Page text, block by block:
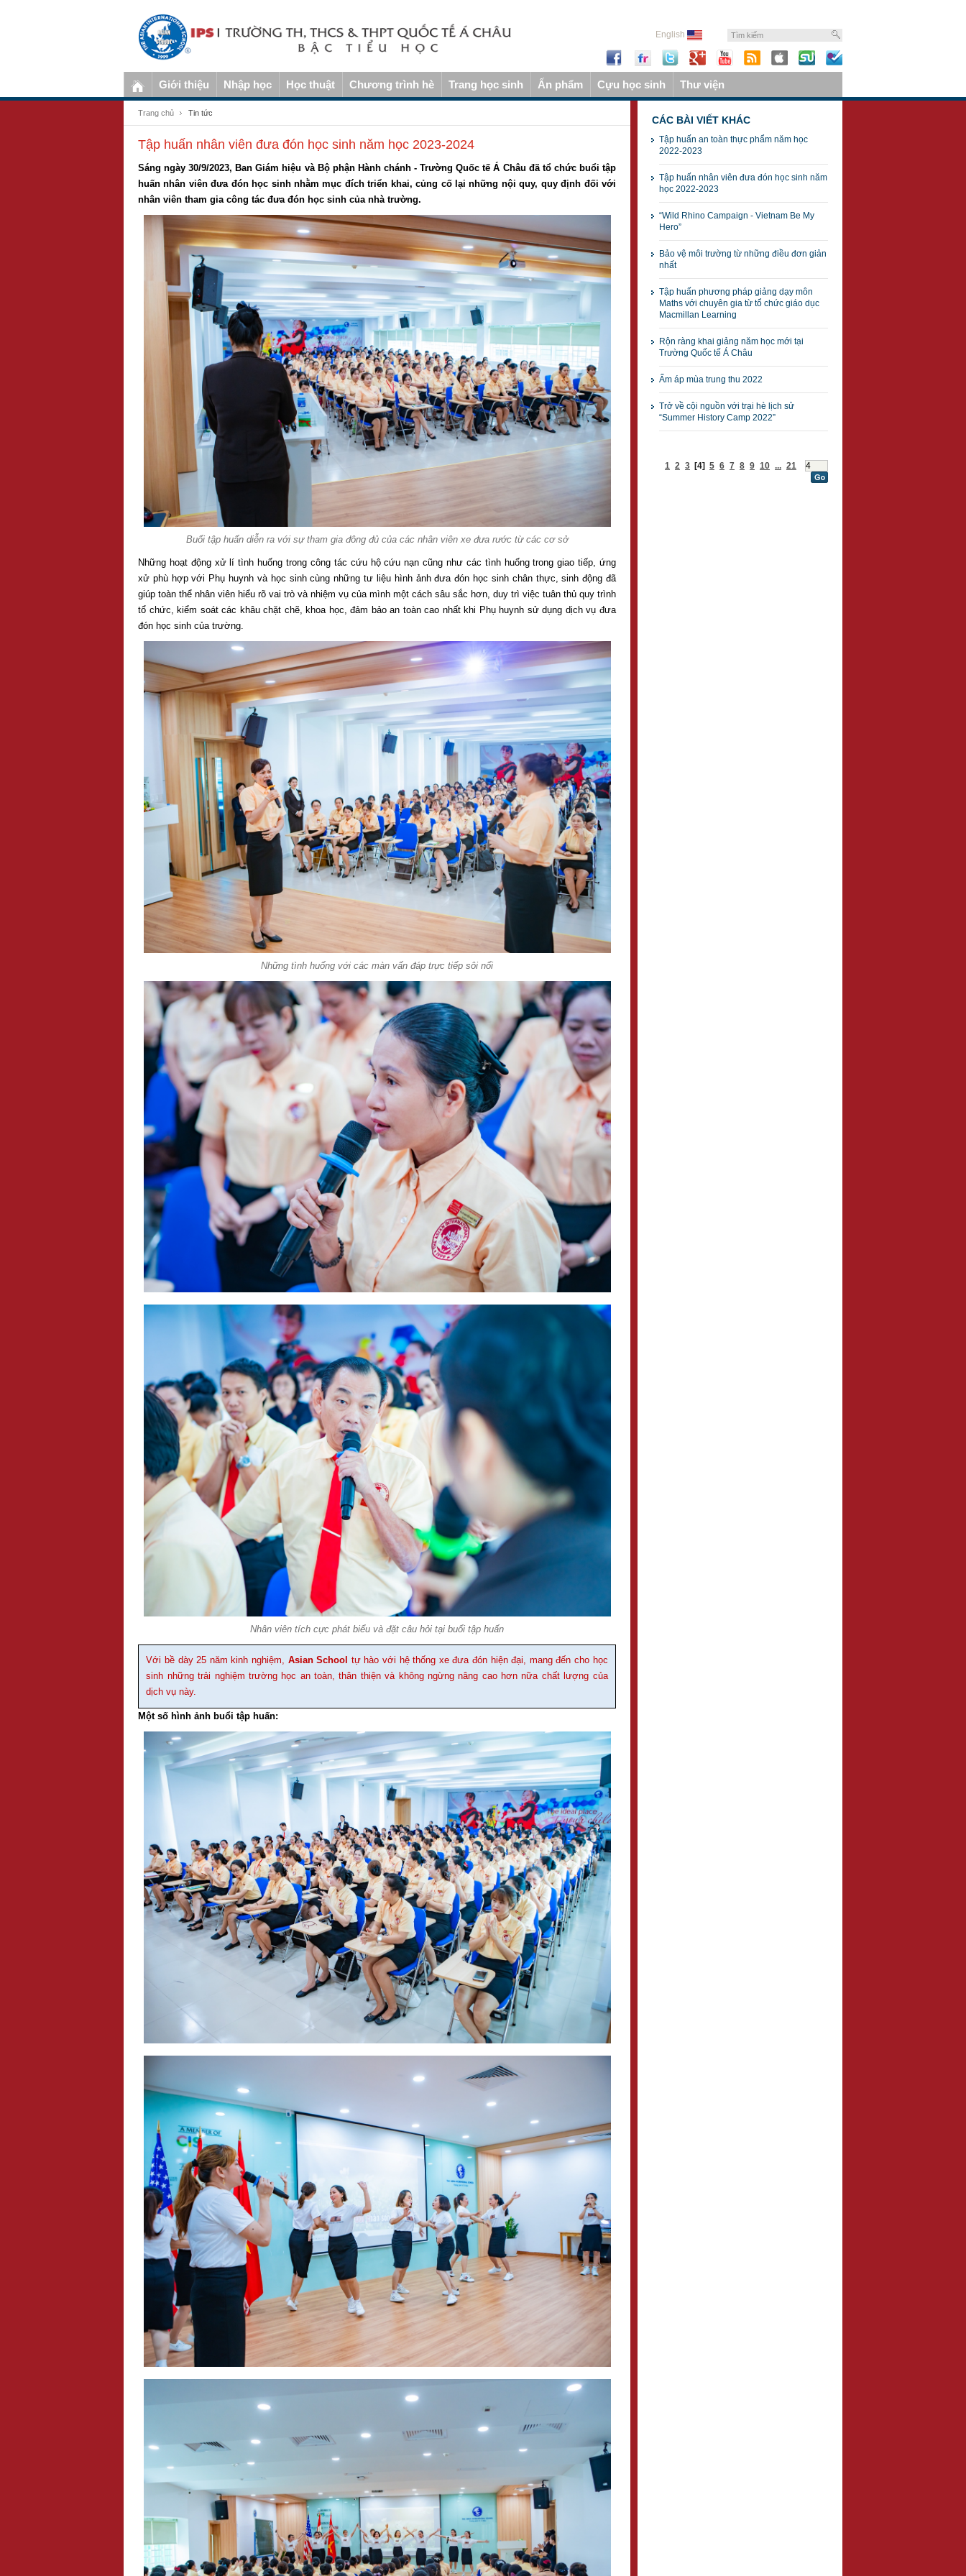
English
Giới thiệu Nhập học Học thuật Chương trình hè Trang học sinh Ấn phẩm Cựu học sinh Thư viện
Trang chủ Tin tức
Tập huấn nhân viên đưa đón học sinh năm học 2023-2024
Sáng ngày 30/9/2023, Ban Giám hiệu và Bộ phận Hành chánh - Trường Quốc tế Á Châu đã tổ chức buổi tập
huấn nhân viên đưa đón học sinh nhằm mục đích triển khai, củng cố lại những nội quy, quy định đối với
nhân viên tham gia công tác đưa đón học sinh của nhà trường.
Buổi tập huấn diễn ra với sự tham gia đông đủ của các nhân viên xe đưa rước từ các cơ sở
Những hoạt động xử lí tình huống trong công tác cứu hộ cứu nạn cũng như các tình huống trong giao tiếp, ứng
xử phù hợp với Phụ huynh và học sinh cùng những tư liệu hình ảnh đưa đón học sinh chân thực, sinh động đã
giúp toàn thể nhân viên hiểu rõ vai trò và nhiệm vụ của mình một cách sâu sắc hơn, duy trì việc tuân thủ quy trình
tổ chức, kiểm soát các khâu chặt chẽ, khoa học, đảm bảo an toàn cao nhất khi Phụ huynh sử dụng dịch vụ đưa
đón học sinh của trường.
Những tình huống với các màn vấn đáp trực tiếp sôi nổi
Nhân viên tích cực phát biểu và đặt câu hỏi tại buổi tập huấn
Với bề dày 25 năm kinh nghiệm, Asian School tự hào với hệ thống xe đưa đón hiện đại, mang đến cho học
sinh những trải nghiệm trường học an toàn, thân thiện và không ngừng nâng cao hơn nữa chất lượng của
dịch vụ này.
Một số hình ảnh buổi tập huấn:
CÁC BÀI VIẾT KHÁC
Tập huấn an toàn thực phẩm năm học
2022-2023
Tập huấn nhân viên đưa đón học sinh năm
học 2022-2023
“Wild Rhino Campaign - Vietnam Be My
Hero”
Bảo vệ môi trường từ những điều đơn giản
nhất
Tập huấn phương pháp giảng dạy môn
Maths với chuyên gia từ tổ chức giáo dục
Macmillan Learning
Rộn ràng khai giảng năm học mới tại
Trường Quốc tế Á Châu
Ấm áp mùa trung thu 2022
Trở về cội nguồn với trại hè lịch sử
“Summer History Camp 2022”
1 2 3 [4] 5 6 7 8 9 10 ... 21